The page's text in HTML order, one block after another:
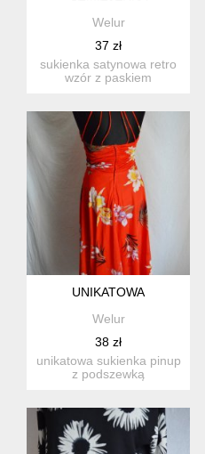
Welur
37 zł
sukienka satynowa retro
wzór z paskiem
UNIKATOWA
Welur
38 zł
unikatowa sukienka pinup
z podszewką